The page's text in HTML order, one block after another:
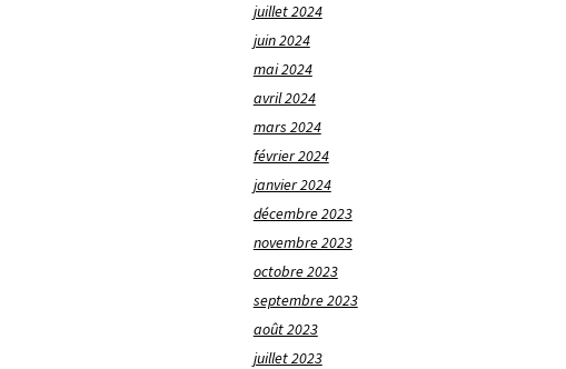
juillet 2024
juin 2024
mai 2024
avril 2024
mars 2024
février 2024
janvier 2024
décembre 2023
novembre 2023
octobre 2023
septembre 2023
août 2023
juillet 2023